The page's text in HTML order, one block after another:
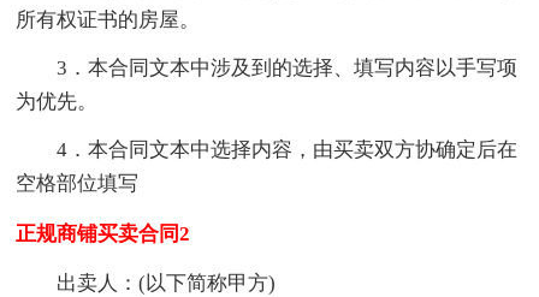
所有权证书的房屋。
3．本合同文本中涉及到的选择、填写内容以手写项
为优先。
4．本合同文本中选择内容，由买卖双方协确定后在
空格部位填写
正规商铺买卖合同2
出卖人：(以下简称甲方)